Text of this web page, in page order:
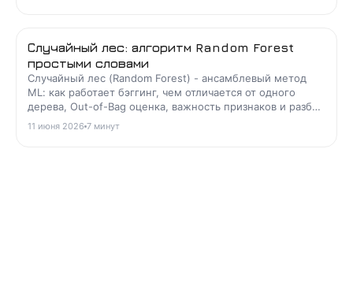
Случайный лес: алгоритм Random Forest
простыми словами
Случайный лес (Random Forest) - ансамблевый метод
ML: как работает бэггинг, чем отличается от одного
дерева, Out-of-Bag оценка, важность признаков и разбор
задач.
11 июня 2026 7 минут